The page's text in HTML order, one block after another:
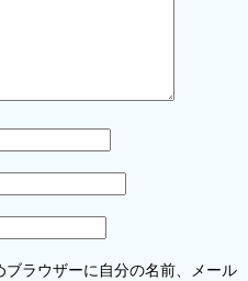
ラウザーに自分の名前、メール